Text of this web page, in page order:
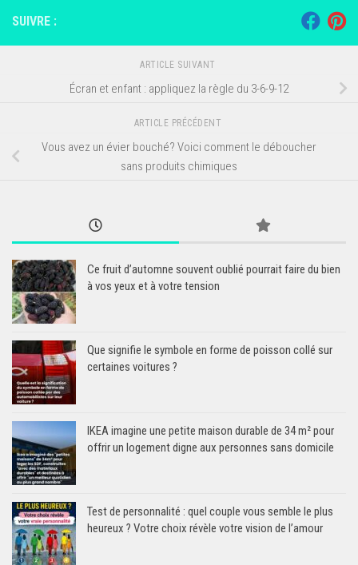
SUIVRE :
ARTICLE SUIVANT
Écran et enfant : appliquez la règle du 3-6-9-12
ARTICLE PRÉCÉDENT
Vous avez un évier bouché? Voici comment le déboucher
sans produits chimiques
Ce fruit d’automne souvent oublié pourrait faire du bien
à vos yeux et à votre tension
Que signifie le symbole en forme de poisson collé sur
certaines voitures ?
IKEA imagine une petite maison durable de 34 m² pour
offrir un logement digne aux personnes sans domicile
Test de personnalité : quel couple vous semble le plus
heureux ? Votre choix révèle votre vision de l’amour